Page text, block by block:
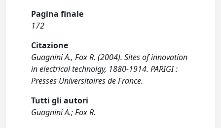
Pagina finale
172
Citazione
Guagnini A., Fox R. (2004). Sites of innovation
in electrical technolgy, 1880-1914. PARIGI :
Presses Universitaires de France.
Tutti gli autori
Guagnini A.; Fox R.